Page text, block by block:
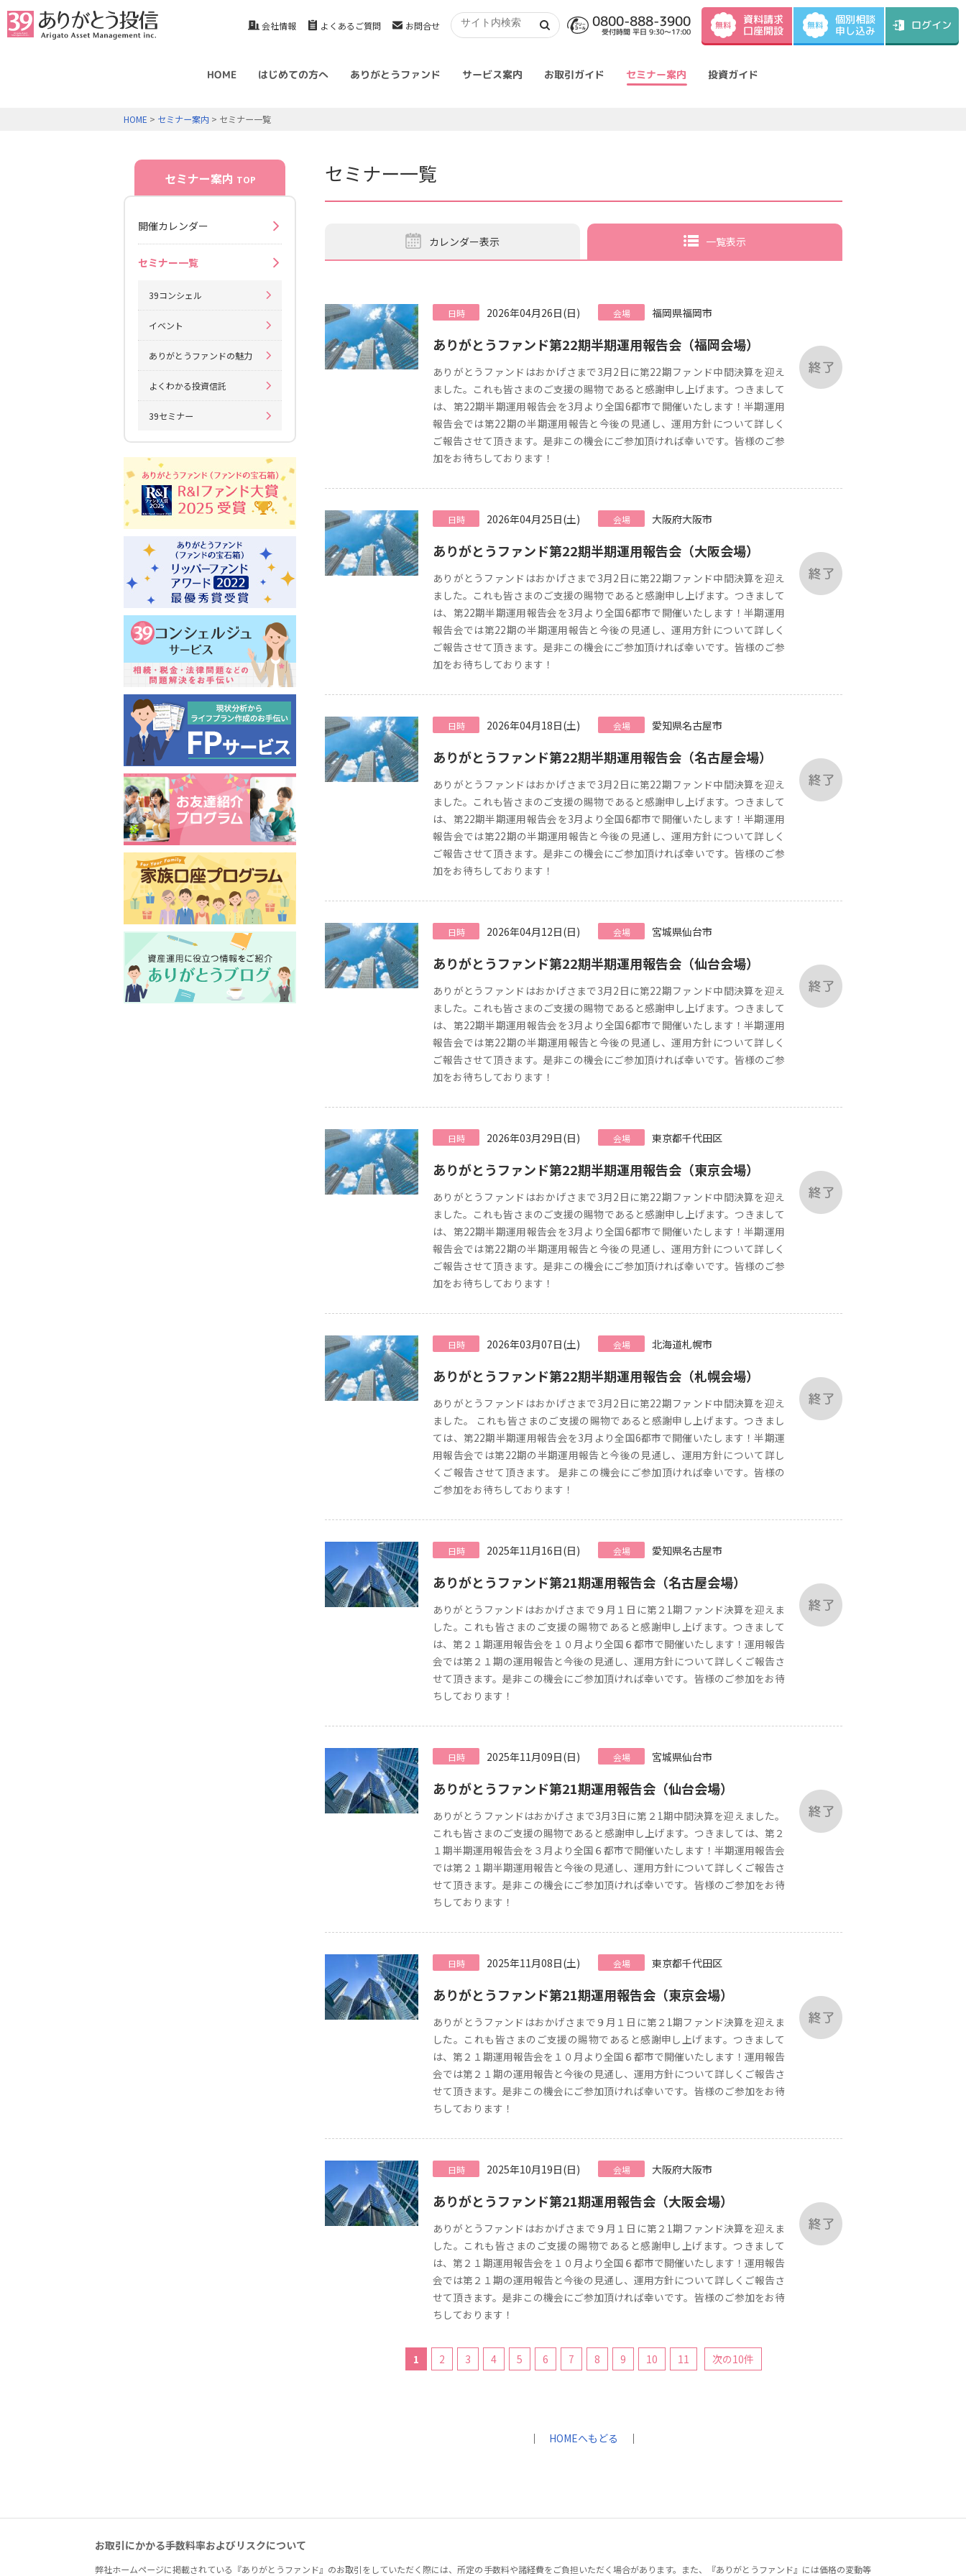
会社情報 よくあるご質問 お問合せ 0800-888-3900
受付時間 平日 9:30～17:00
無料 資料請求
口座開設 無料 個別相談
申し込み ログイン
HOME はじめての方へ ありがとうファンド サービス案内 お取引ガイド セミナー案内 投資ガイド
HOME > セミナー案内 > セミナー一覧
セミナー一覧
カレンダー表示 一覧表示
日時 2026年04月26日(日) 会場 福岡県福岡市
ありがとうファンド第22期半期運用報告会（福岡会場）
ありがとうファンドはおかげさまで3月2日に第22期ファンド中間決算を迎え
ました。これも皆さまのご支援の賜物であると感謝申し上げます。つきまして
は、第22期半期運用報告会を3月より全国6都市で開催いたします！半期運用
報告会では第22期の半期運用報告と今後の見通し、運用方針について詳しく
ご報告させて頂きます。是非この機会にご参加頂ければ幸いです。皆様のご参
加をお待ちしております！
日時 2026年04月25日(土) 会場 大阪府大阪市
ありがとうファンド第22期半期運用報告会（大阪会場）
ありがとうファンドはおかげさまで3月2日に第22期ファンド中間決算を迎え
ました。これも皆さまのご支援の賜物であると感謝申し上げます。つきまして
は、第22期半期運用報告会を3月より全国6都市で開催いたします！半期運用
報告会では第22期の半期運用報告と今後の見通し、運用方針について詳しく
ご報告させて頂きます。是非この機会にご参加頂ければ幸いです。皆様のご参
加をお待ちしております！
日時 2026年04月18日(土) 会場 愛知県名古屋市
ありがとうファンド第22期半期運用報告会（名古屋会場）
ありがとうファンドはおかげさまで3月2日に第22期ファンド中間決算を迎え
ました。これも皆さまのご支援の賜物であると感謝申し上げます。つきまして
は、第22期半期運用報告会を3月より全国6都市で開催いたします！半期運用
報告会では第22期の半期運用報告と今後の見通し、運用方針について詳しく
ご報告させて頂きます。是非この機会にご参加頂ければ幸いです。皆様のご参
加をお待ちしております！
日時 2026年04月12日(日) 会場 宮城県仙台市
ありがとうファンド第22期半期運用報告会（仙台会場）
ありがとうファンドはおかげさまで3月2日に第22期ファンド中間決算を迎え
ました。これも皆さまのご支援の賜物であると感謝申し上げます。つきまして
は、第22期半期運用報告会を3月より全国6都市で開催いたします！半期運用
報告会では第22期の半期運用報告と今後の見通し、運用方針について詳しく
ご報告させて頂きます。是非この機会にご参加頂ければ幸いです。皆様のご参
加をお待ちしております！
日時 2026年03月29日(日) 会場 東京都千代田区
ありがとうファンド第22期半期運用報告会（東京会場）
ありがとうファンドはおかげさまで3月2日に第22期ファンド中間決算を迎え
ました。これも皆さまのご支援の賜物であると感謝申し上げます。つきまして
は、第22期半期運用報告会を3月より全国6都市で開催いたします！半期運用
報告会では第22期の半期運用報告と今後の見通し、運用方針について詳しく
ご報告させて頂きます。是非この機会にご参加頂ければ幸いです。皆様のご参
加をお待ちしております！
日時 2026年03月07日(土) 会場 北海道札幌市
ありがとうファンド第22期半期運用報告会（札幌会場）
ありがとうファンドはおかげさまで3月2日に第22期ファンド中間決算を迎え
ました。 これも皆さまのご支援の賜物であると感謝申し上げます。つきまし
ては、第22期半期運用報告会を3月より全国6都市で開催いたします！半期運
用報告会では第22期の半期運用報告と今後の見通し、運用方針について詳し
くご報告させて頂きます。 是非この機会にご参加頂ければ幸いです。皆様の
ご参加をお待ちしております！
日時 2025年11月16日(日) 会場 愛知県名古屋市
ありがとうファンド第21期運用報告会（名古屋会場）
ありがとうファンドはおかげさまで９月１日に第２1期ファンド決算を迎えま
した。これも皆さまのご支援の賜物であると感謝申し上げます。つきまして
は、第２１期運用報告会を１０月より全国６都市で開催いたします！運用報告
会では第２１期の運用報告と今後の見通し、運用方針について詳しくご報告さ
せて頂きます。是非この機会にご参加頂ければ幸いです。皆様のご参加をお待
ちしております！
日時 2025年11月09日(日) 会場 宮城県仙台市
ありがとうファンド第21期運用報告会（仙台会場）
ありがとうファンドはおかげさまで3月3日に第２1期中間決算を迎えました。
これも皆さまのご支援の賜物であると感謝申し上げます。つきましては、第２
１期半期運用報告会を３月より全国６都市で開催いたします！半期運用報告会
では第２１期半期運用報告と今後の見通し、運用方針について詳しくご報告さ
せて頂きます。是非この機会にご参加頂ければ幸いです。皆様のご参加をお待
ちしております！
日時 2025年11月08日(土) 会場 東京都千代田区
ありがとうファンド第21期運用報告会（東京会場）
ありがとうファンドはおかげさまで９月１日に第２1期ファンド決算を迎えま
した。これも皆さまのご支援の賜物であると感謝申し上げます。つきまして
は、第２１期運用報告会を１０月より全国６都市で開催いたします！運用報告
会では第２１期の運用報告と今後の見通し、運用方針について詳しくご報告さ
せて頂きます。是非この機会にご参加頂ければ幸いです。皆様のご参加をお待
ちしております！
日時 2025年10月19日(日) 会場 大阪府大阪市
ありがとうファンド第21期運用報告会（大阪会場）
ありがとうファンドはおかげさまで９月１日に第２1期ファンド決算を迎えま
した。これも皆さまのご支援の賜物であると感謝申し上げます。つきまして
は、第２１期運用報告会を１０月より全国６都市で開催いたします！運用報告
会では第２１期の運用報告と今後の見通し、運用方針について詳しくご報告さ
せて頂きます。是非この機会にご参加頂ければ幸いです。皆様のご参加をお待
ちしております！
1 2 3 4 5 6 7 8 9 10 11 次の10件
｜ HOMEへもどる ｜
セミナー案内 TOP
開催カレンダー
セミナー一覧
39コンシェル
イベント
ありがとうファンドの魅力
よくわかる投資信託
39セミナー
お取引にかかる手数料率およびリスクについて
弊社ホームページに掲載されている『ありがとうファンド』のお取引をしていただく際には、所定の手数料や諸経費をご負担いただく場合があります。また、『ありがとうファンド』には価格の変動等